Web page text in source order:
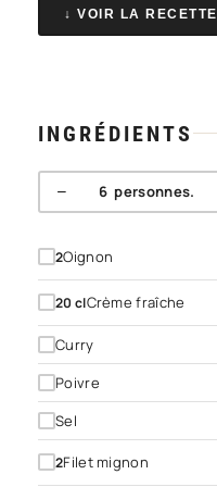
↓ VOIR LA RECETTE
INGRÉDIENTS
− 6personnes.
2Oignon
20 clCrème fraîche
Curry
Poivre
Sel
2Filet mignon